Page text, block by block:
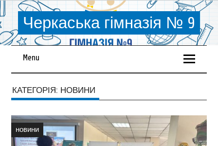
Черкаська гімназія № 9
Menu
КАТЕГОРІЯ: НОВИНИ
новини